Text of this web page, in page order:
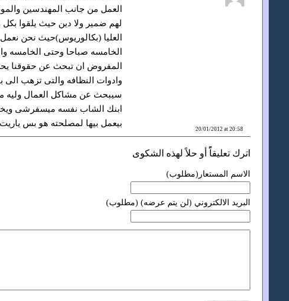
20/01/2012 at 20:58
العمل من جانب المهندسين
لهم ضمير ولا دين حيث يلقوا
الخامسه صباحا وحتى الخامسه
المفروض ان تبحث عن حقوقنا
وادوات النظافه والتى تزهب
سيبحث عن مشاكل العمال وليه
ابنك الشاب نفسه ميسفرشى
بيعمل بيها لمصلحته هو بس
اترك تعليقاًً أو حلاً لهذه الشكوى
الاسم المستعار(مطلوب)
البريد الالكتروني (لن يتم عرضه) (مطلوب)